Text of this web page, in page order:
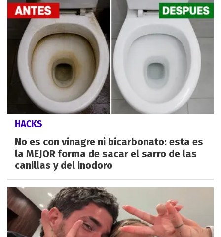
HACKS
No es con vinagre ni bicarbonato: esta es
la MEJOR forma de sacar el sarro de las
canillas y del inodoro